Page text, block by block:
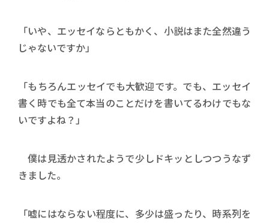
「いや、エッセイならともかく、小説はまた全然違う
じゃないですか」
「もちろんエッセイでも大歓迎です。でも、エッセイ
書く時でも全て本当のことだけを書いてるわけでもな
いですよね？」
僕は見透かされたようで少しドキッとしつつうなず
きました。
「嘘にはならない程度に、多少は盛ったり、時系列を